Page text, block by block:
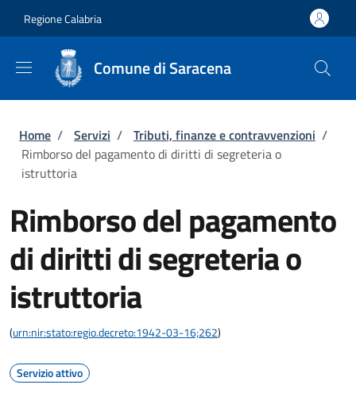
Regione Calabria
Comune di Saracena
Briciole di pane
Home / Servizi / Tributi, finanze e contravvenzioni /
Rimborso del pagamento di diritti di segreteria o
istruttoria
Rimborso del pagamento
di diritti di segreteria o
istruttoria
(urn:nir:stato:regio.decreto:1942-03-16;262)
Servizio attivo